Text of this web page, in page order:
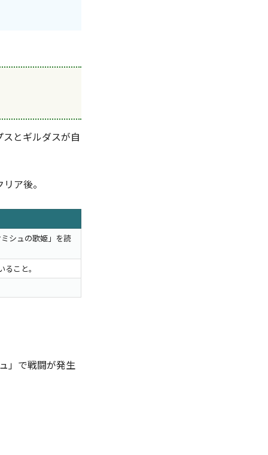
とギルダスが自
ア後。
シュの歌姫」を読
こと。
」で戦闘が発生